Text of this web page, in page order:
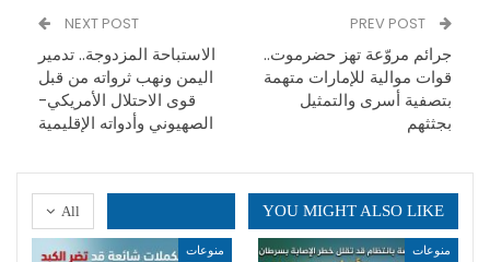
جرائم مروّعة تهز حضرموت..
قوات موالية للإمارات متهمة
بتصفية أسرى والتمثيل
بجثثهم
NEXT POST
الاستباحة المزدوجة.. تدمير
اليمن ونهب ثرواته من قبل
قوى الاحتلال الأمريكي-
الصهيوني وأدواته الإقليمية
All YOU MIGHT ALSO LIKE
منوعات منوعات